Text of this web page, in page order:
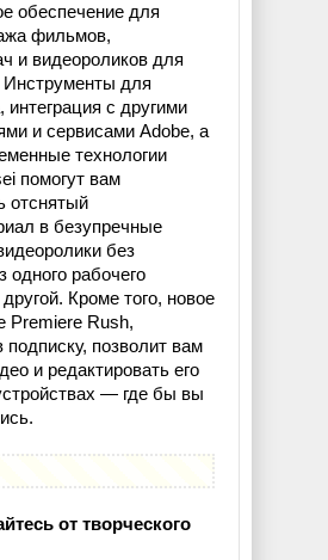
обеспечение для
фильмов,
и видеороликов для
Инструменты для
интеграция с другими
и сервисами Adobe, а
технологии
помогут вам
отснятый
в безупречные
без
одного рабочего
Кроме того, новое
Premiere Rush,
позволит вам
и редактировать его
— где бы вы
от творческого